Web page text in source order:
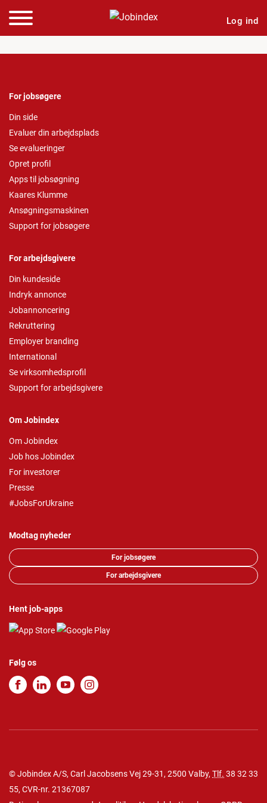
Log ind
For jobsøgere
Din side
Evaluer din arbejdsplads
Se evalueringer
Opret profil
Apps til jobsøgning
Kaares Klumme
Ansøgningsmaskinen
Support for jobsøgere
For arbejdsgivere
Din kundeside
Indryk annonce
Jobannoncering
Rekruttering
Employer branding
International
Se virksomhedsprofil
Support for arbejdsgivere
Om Jobindex
Om Jobindex
Job hos Jobindex
For investorer
Presse
#JobsForUkraine
Modtag nyheder
For jobsøgere
For arbejdsgivere
Hent job-apps
Følg os
© Jobindex A/S, Carl Jacobsens Vej 29-31, 2500 Valby, Tlf. 38 32 33
55, CVR-nr. 21367087